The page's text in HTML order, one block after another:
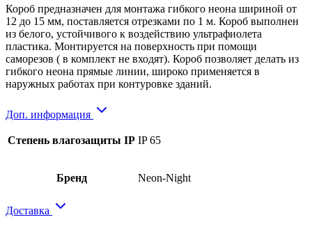
Короб предназначен для монтажа гибкого неона шириной от
12 до 15 мм, поставляется отрезками по 1 м. Короб выполнен
из белого, устойчивого к воздействию ультрафиолета
пластика. Монтируется на поверхность при помощи
саморезов ( в комплект не входят). Короб позволяет делать из
гибкого неона прямые линии, широко применяется в
наружных работах при контуровке зданий.
Доп. информация
Степень влагозащиты IP IP 65
Бренд Neon-Night
Доставка